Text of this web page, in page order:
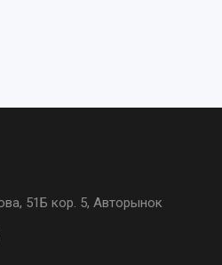
51Б кор. 5, Авторынок